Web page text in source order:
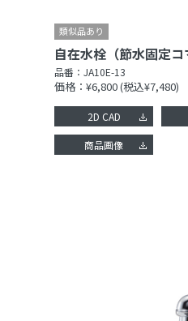
品番：JA10E-13
価格：¥6,800(税込¥7,480)
2D CAD
商品画像